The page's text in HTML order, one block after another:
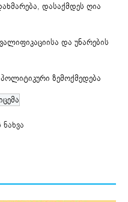
დასაქმდეს ღია
და უნარების
ზემოქმედება
ნახვა